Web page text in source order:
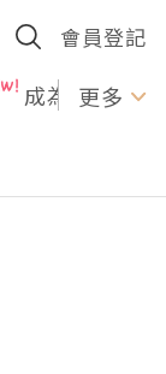
會員登記
成為U更多